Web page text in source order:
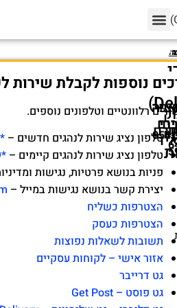
Delivery)
לשמור-054-
נוספות לקבלת שירות
רלוונטיים וטלפונים נוספים.
טלפון נציג שירות לנהגים חדשים – *9111
טלפון נציג שירות לנהגים קיימים – *2299
פניות בנושא פרטיות, נגישות
יצירת קשר בנושא נגישות במייל –
הצטרפות כשליח
הצטרפות כעסק
תשובות לשאלות נפוצות
אזור אישי – לקוחות עסקיים
גט דרייבר
גט פוסט – Get Post